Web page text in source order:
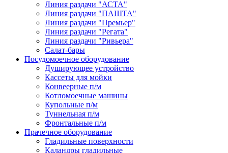
Линия раздачи "АСТА"
Линия раздачи "ПАШТА"
Линия раздачи "Премьер"
Линия раздачи "Регата"
Линия раздачи "Ривьера"
Салат-бары
Посудомоечное оборудование
Душирующее устройство
Кассеты для мойки
Конвеерные п/м
Котломоечные машины
Купольные п/м
Туннельная п/м
Фронтальные п/м
Прачечное оборудование
Гладильные поверхности
Каландры гладильные